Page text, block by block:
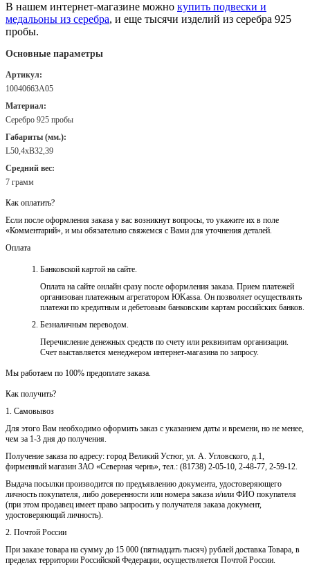
В нашем интернет-магазине можно купить подвески и
медальоны из серебра, и еще тысячи изделий из серебра 925
пробы.
Основные параметры
Артикул:
10040663А05
Материал:
Серебро 925 пробы
Габариты (мм.):
L50,4хB32,39
Средний вес:
7 грамм
Как оплатить?
Если после оформления заказа у вас возникнут вопросы, то укажите их в поле
«Комментарий», и мы обязательно свяжемся с Вами для уточнения деталей.
Оплата
Банковской картой на сайте.
Оплата на сайте онлайн сразу после оформления заказа. Прием платежей
организован платежным агрегатором ЮKassa. Он позволяет осуществлять
платежи по кредитным и дебетовым банковским картам российских банков.
Безналичным переводом.
Перечисление денежных средств по счету или реквизитам организации.
Счет выставляется менеджером интернет-магазина по запросу.
Мы работаем по 100% предоплате заказа.
Как получить?
1. Самовывоз
Для этого Вам необходимо оформить заказ с указанием даты и времени, но не менее,
чем за 1-3 дня до получения.
Получение заказа по адресу: город Великий Устюг, ул. А. Угловского, д.1,
фирменный магазин ЗАО «Северная чернь», тел.: (81738) 2-05-10, 2-48-77, 2-59-12.
Выдача посылки производится по предъявлению документа, удостоверяющего
личность покупателя, либо доверенности или номера заказа и/или ФИО покупателя
(при этом продавец имеет право запросить у получателя заказа документ,
удостоверяющий личность).
2. Почтой России
При заказе товара на сумму до 15 000 (пятнадцать тысяч) рублей доставка Товара, в
пределах территории Российской Федерации, осуществляется Почтой России.